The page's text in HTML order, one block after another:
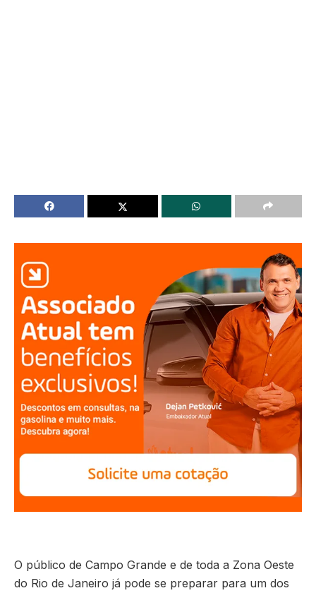
O público de Campo Grande e de toda a Zona Oeste
do Rio de Janeiro já pode se preparar para um dos